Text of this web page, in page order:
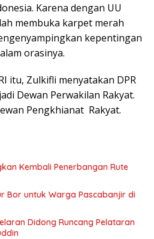
Karena dengan UU
membuka karpet merah
kepentingan
orasinya.
itu, Zulkifli menyatakan DPR
Dewan Perwakilan Rakyat.
Pengkhianat Rakyat.
Kembali Penerbangan Rute
Bor untuk Warga Pascabanjir di
Didong Runcang Pelataran